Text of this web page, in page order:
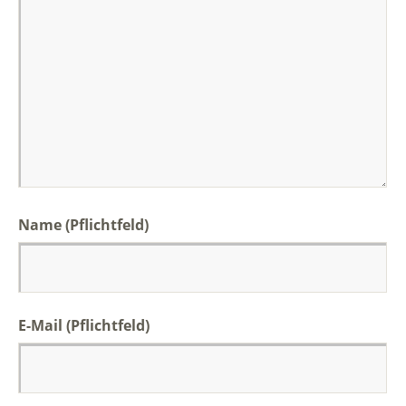
Name(Pflichtfeld)
E-Mail (Pflichtfeld)